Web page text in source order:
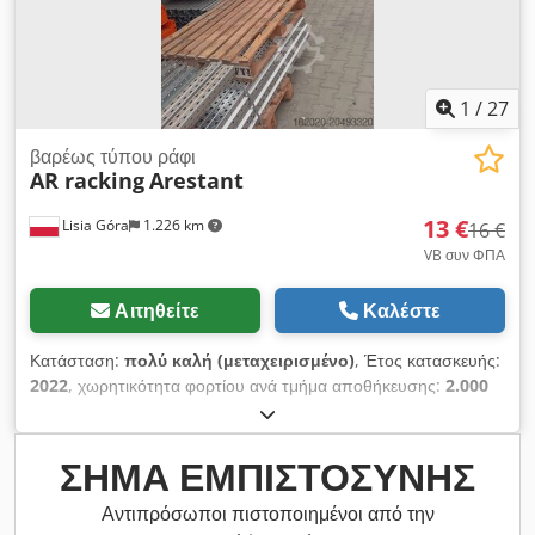
1 /27
Lisia Góra 1.226 km
βαρέως τύπου ράφι
AR rackingArestant
13 €16 €
VB συν ΦΠΑ
Αιτηθείτε Καλέστε
Κατάσταση: πολύ καλή (μεταχειρισμένο), Έτος κατασκευής:
2022, χωρητικότητα φορτίου ανά τμήμα αποθήκευσης: 2.000
3.600 χιλ., συνολικό ύψος:
Ράφια παλετών AR Racking – ευέλικτη διαμόρφωση για την
αποθήκη σας Προσφέρουμε ράφια παλετών AR Racking σε
άριστη κατάσταση, ιδανικά για αποθήκες, βιομηχανικούς
χώρους και εργαστήρια. Βασική προδιαγραφή σετ: Ύψος: 4000
ΣΉΜΑ ΕΜΠΙΣΤΟΣΎΝΗΣ
Αντιπρόσωποι πιστοποιημένοι από την